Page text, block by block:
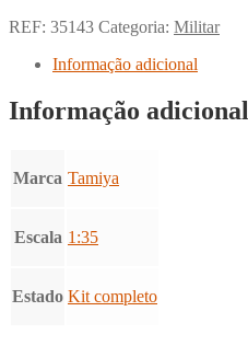
REF: 35143 Categoria: Militar
Informação adicional
Informação adicional
Marca Tamiya
Escala 1:35
Estado Kit completo